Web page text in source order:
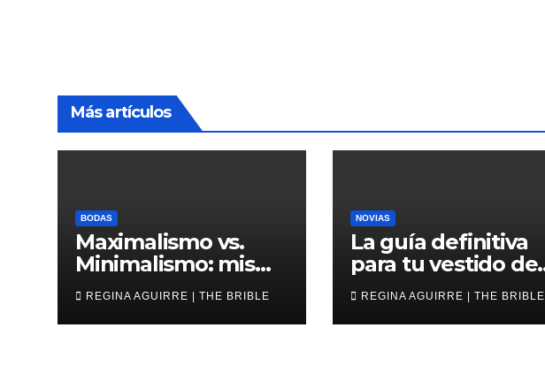
Más artículos
BODAS
Maximalismo vs.
Minimalismo: misma
boda, al revés
REGINA AGUIRRE | THE BRIBLE
NOVIAS
La guía definitiva
para tu vestido de
novia corto
REGINA AGUIRRE | THE BRIBLE